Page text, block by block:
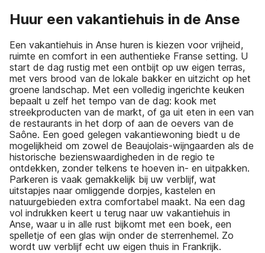
Huur een vakantiehuis in de Anse
Een vakantiehuis in Anse huren is kiezen voor vrijheid,
ruimte en comfort in een authentieke Franse setting. U
start de dag rustig met een ontbijt op uw eigen terras,
met vers brood van de lokale bakker en uitzicht op het
groene landschap. Met een volledig ingerichte keuken
bepaalt u zelf het tempo van de dag: kook met
streekproducten van de markt, of ga uit eten in een van
de restaurants in het dorp of aan de oevers van de
Saône. Een goed gelegen vakantiewoning biedt u de
mogelijkheid om zowel de Beaujolais-wijngaarden als de
historische bezienswaardigheden in de regio te
ontdekken, zonder telkens te hoeven in- en uitpakken.
Parkeren is vaak gemakkelijk bij uw verblijf, wat
uitstapjes naar omliggende dorpjes, kastelen en
natuurgebieden extra comfortabel maakt. Na een dag
vol indrukken keert u terug naar uw vakantiehuis in
Anse, waar u in alle rust bijkomt met een boek, een
spelletje of een glas wijn onder de sterrenhemel. Zo
wordt uw verblijf echt uw eigen thuis in Frankrijk.